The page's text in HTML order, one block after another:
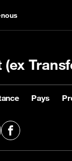
(ex
Pays
Facebook